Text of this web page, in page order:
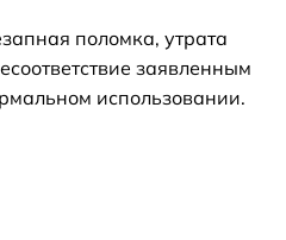
поломка, утрата
заявленным
использовании.